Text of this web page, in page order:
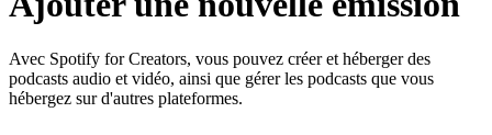
Avec Spotify for Creators, vous pouvez créer et héberger des
podcasts audio et vidéo, ainsi que gérer les podcasts que vous
hébergez sur d'autres plateformes.